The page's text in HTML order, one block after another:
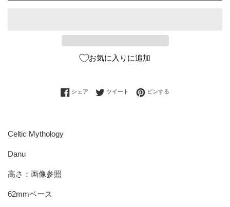
お気に入りに追加
シェア Facebookでシェアする
ツイート Twitterに投稿する
ピンする
Celtic Mythology
Danu
高さ：画像参照
62mmベース